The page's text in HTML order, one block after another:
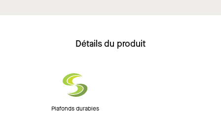
Détails du produit
Plafonds durables